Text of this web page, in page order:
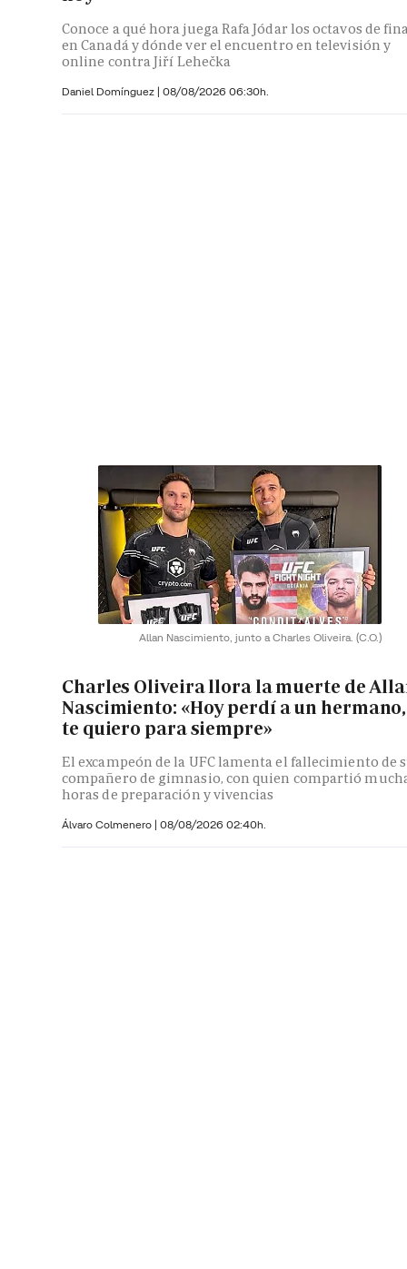
Conoce a qué hora juega Rafa Jódar los octavos de
en Canadá y dónde ver el encuentro en televisión y
online contra Jiří Lehečka
Daniel Domínguez | 08/08/2026 06:30h.
Allan Nascimiento, junto a Charles Oliveira. (C.O.)
Charles Oliveira llora la muerte de
Nascimiento: «Hoy perdí a un hermano,
te quiero para siempre»
El excampeón de la UFC lamenta el fallecimiento de
compañero de gimnasio, con quien compartió
horas de preparación y vivencias
Álvaro Colmenero | 08/08/2026 02:40h.